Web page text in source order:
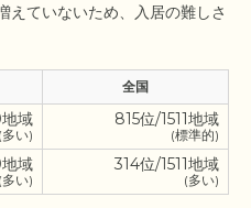
えていないため、入居の難しさ
全国
域
(多い)
815位/1511地域
(標準的)
域
(多い)
314位/1511地域
(多い)